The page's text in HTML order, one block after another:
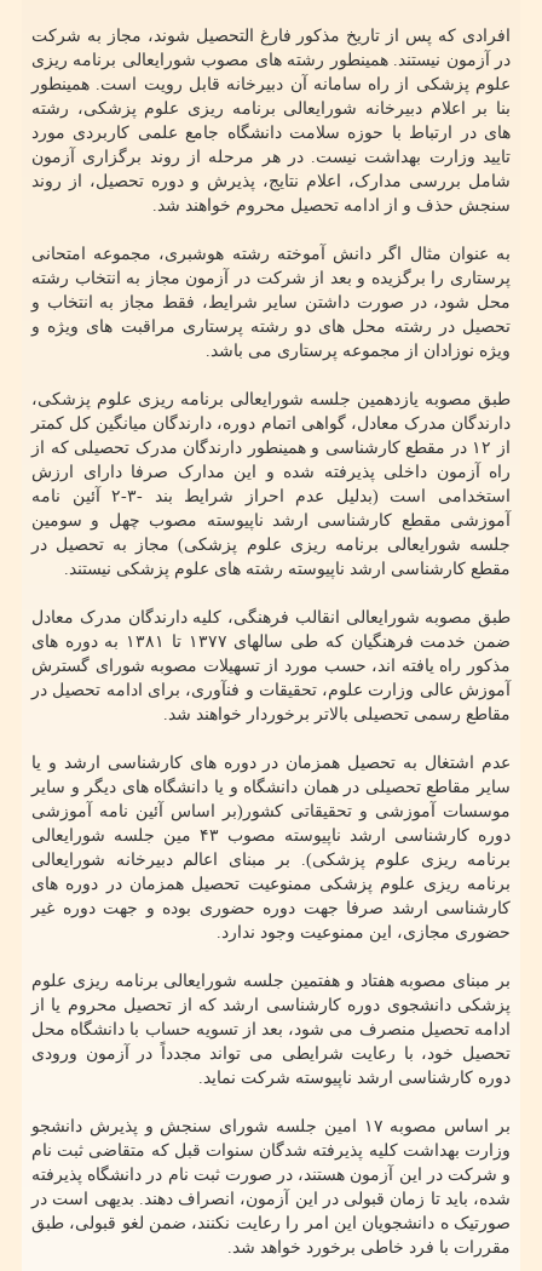
افرادی که پس از تاریخ مذکور فارغ التحصیل شوند، مجاز به شرکت
در آزمون نیستند. همینطور رشته های مصوب شورایعالی برنامه ریزی
علوم پزشکی از راه سامانه آن دبیرخانه قابل رویت است. همینطور
بنا بر اعلام دبیرخانه شورایعالی برنامه ریزی علوم پزشکی، رشته
های در ارتباط با حوزه سلامت دانشگاه جامع علمی کاربردی مورد
تایید وزارت بهداشت نیست. در هر مرحله از روند برگزاری آزمون
شامل بررسی مدارک، اعلام نتایج، پذیرش و دوره تحصیل، از روند
سنجش حذف و از ادامه تحصیل محروم خواهند شد.
به عنوان مثال اگر دانش آموخته رشته هوشبری، مجموعه امتحانی
پرستاری را برگزیده و بعد از شرکت در آزمون مجاز به انتخاب رشته
محل شود، در صورت داشتن سایر شرایط، فقط مجاز به انتخاب و
تحصیل در رشته محل های دو رشته پرستاری مراقبت های ویژه و
ویژه نوزادان از مجموعه پرستاری می باشد.
طبق مصوبه یازدهمین جلسه شورایعالی برنامه ریزی علوم پزشکی،
دارندگان مدرک معادل، گواهی اتمام دوره، دارندگان میانگین کل کمتر
از ۱۲ در مقطع کارشناسی و همینطور دارندگان مدرک تحصیلی که از
راه آزمون داخلی پذیرفته شده و این مدارک صرفا دارای ارزش
استخدامی است (بدلیل عدم احراز شرایط بند -۳-۲ آئین نامه
آموزشی مقطع کارشناسی ارشد ناپیوسته مصوب چهل و سومین
جلسه شورایعالی برنامه ریزی علوم پزشکی) مجاز به تحصیل در
مقطع کارشناسی ارشد ناپیوسته رشته های علوم پزشکی نیستند.
طبق مصوبه شورایعالی انقالب فرهنگی، کلیه دارندگان مدرک معادل
ضمن خدمت فرهنگیان که طی سالهای ۱۳۷۷ تا ۱۳۸۱ به دوره های
مذکور راه یافته اند، حسب مورد از تسهیلات مصوبه شورای گسترش
آموزش عالی وزارت علوم، تحقیقات و فنآوری، برای ادامه تحصیل در
مقاطع رسمی تحصیلی بالاتر برخوردار خواهند شد.
عدم اشتغال به تحصیل همزمان در دوره های کارشناسی ارشد و یا
سایر مقاطع تحصیلی در همان دانشگاه و یا دانشگاه های دیگر و سایر
موسسات آموزشی و تحقیقاتی کشور(بر اساس آئین نامه آموزشی
دوره کارشناسی ارشد ناپیوسته مصوب ۴۳ مین جلسه شورایعالی
برنامه ریزی علوم پزشکی). بر مبنای اعالم دبیرخانه شورایعالی
برنامه ریزی علوم پزشکی ممنوعیت تحصیل همزمان در دوره های
کارشناسی ارشد صرفا جهت دوره حضوری بوده و جهت دوره غیر
حضوری مجازی، این ممنوعیت وجود ندارد.
بر مبنای مصوبه هفتاد و هفتمین جلسه شورایعالی برنامه ریزی علوم
پزشکی دانشجوی دوره کارشناسی ارشد که از تحصیل محروم یا از
ادامه تحصیل منصرف می شود، بعد از تسویه حساب با دانشگاه محل
تحصیل خود، با رعایت شرایطی می تواند مجدداً در آزمون ورودی
دوره کارشناسی ارشد ناپیوسته شرکت نماید.
بر اساس مصوبه ۱۷ امین جلسه شورای سنجش و پذیرش دانشجو
وزارت بهداشت کلیه پذیرفته شدگان سنوات قبل که متقاضی ثبت نام
و شرکت در این آزمون هستند، در صورت ثبت نام در دانشگاه پذیرفته
شده، باید تا زمان قبولی در این آزمون، انصراف دهند. بدیهی است در
صورتیک ه دانشجویان این امر را رعایت نکنند، ضمن لغو قبولی، طبق
مقررات با فرد خاطی برخورد خواهد شد.